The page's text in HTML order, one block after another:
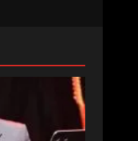
ŞEKİLLENDİ?
İÇİN